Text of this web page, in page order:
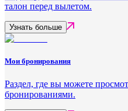
талон перед вылетом.
Узнать больше
Мои бронирования
Раздел, где вы можете
бронированиями.